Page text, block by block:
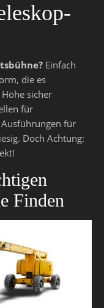
Einfach
die es
sicher
für
für
Doch Achtung:
Finden